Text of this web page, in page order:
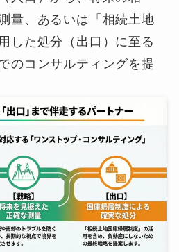
量、あるいは「相続土地
した処分（出口）に至る
のコンサルティングを提